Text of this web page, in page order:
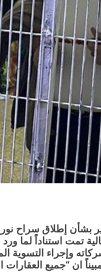
بشأن إطلاق سراح
تمت استناداً لما ورد
وإجراء التسوية
ان “جميع العقارات